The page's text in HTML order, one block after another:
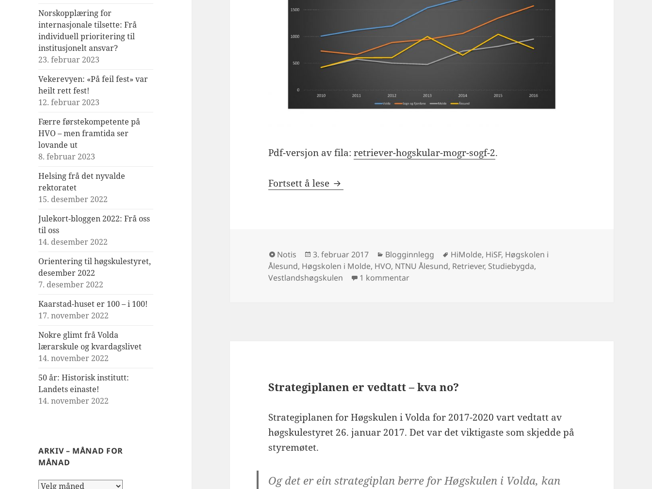
Norskopplæring for
internasjonale tilsette: Frå
individuell prioritering til
institusjonelt ansvar?
23. februar 2023
Vekerevyen: «På feil fest» var
heilt rett fest!
12. februar 2023
Færre førstekompetente på
HVO – men framtida ser
lovande ut
8. februar 2023
Helsing frå det nyvalde
rektoratet
15. desember 2022
Julekort-bloggen 2022: Frå oss
til oss
14. desember 2022
Orientering til høgskulestyret,
desember 2022
7. desember 2022
Kaarstad-huset er 100 – i 100!
17. november 2022
Nokre glimt frå Volda
lærarskule og kvardagslivet
14. november 2022
50 år: Historisk institutt:
Landets einaste!
14. november 2022
ARKIV – MÅNAD FOR
MÅNAD
Arkiv
Pdf-versjon av fila:retriever-hogskular-mogr-sogf-2.
Fortsett å lese Høgskulen i Volda – godt synleg i media – heldigvis
Format
Notis Publisert
3. februar 2017 Kategorier
Blogginnlegg Stikkord
HiMolde, HiSF, Høgskolen i
Ålesund, Høgskolen i Molde, HVO, NTNU Ålesund, Retriever, Studiebygda,
Vestlandshøgskulen
1 kommentartil Høgskulen i Volda – godt synleg i media – heldigvis
Strategiplanen er vedtatt – kva no?
Strategiplanen for Høgskulen i Volda for 2017-2020 vart vedtatt av
høgskulestyret 26. januar 2017. Det var det viktigaste som skjedde på
styremøtet.
Og det er ein strategiplan berre for Høgskulen i Volda, kan